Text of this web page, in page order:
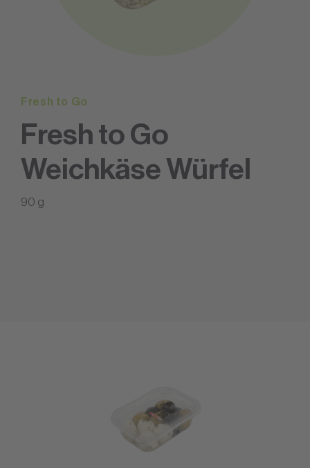
Fresh to Go
Fresh to Go
Weichkäse Würfel
90 g